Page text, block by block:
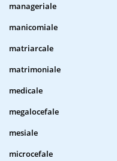
manageriale
manicomiale
matriarcale
matrimoniale
medicale
megalocefale
mesiale
microcefale